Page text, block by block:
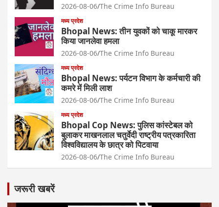
2026-08-06 The Crime Info Bureau
मध्य प्रदेश
Bhopal News: तीन युवकों को चाकू मारकर
किया जानलेवा हमला
2026-08-06 The Crime Info Bureau
मध्य प्रदेश
Bhopal News: पर्यटन विभाग के कर्मचारी की
कमरे में मिली लाश
2026-08-06 The Crime Info Bureau
मध्य प्रदेश
Bhopal Cop News: पुलिस कांस्टेबल को
बुलाकर माखनलाल चतुर्वेदी राष्ट्रीय पत्रकारिता
विश्वविद्यालय के छात्र को पिटवाया
2026-08-06 The Crime Info Bureau
जरूरी खबरें